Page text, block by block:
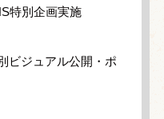
特別企画実施
ビジュアル公開・ポ